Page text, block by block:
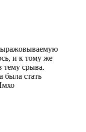
и к тому же
тему срыва.
была стать